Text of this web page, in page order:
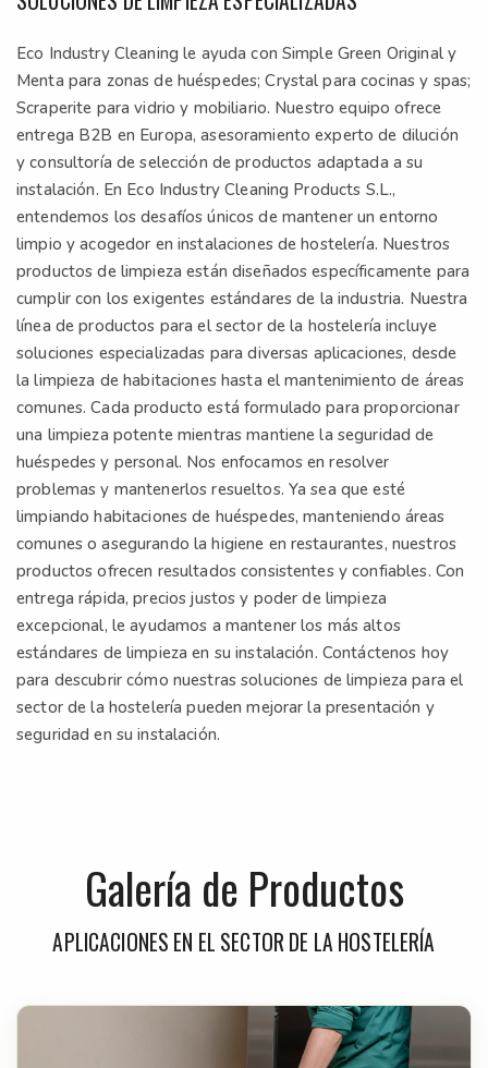
Eco Industry Cleaning le ayuda con Simple Green Original y
Menta para zonas de huéspedes; Crystal para cocinas y spas;
Scraperite para vidrio y mobiliario. Nuestro equipo ofrece
entrega B2B en Europa, asesoramiento experto de dilución
y consultoría de selección de productos adaptada a su
instalación. En Eco Industry Cleaning Products S.L.,
entendemos los desafíos únicos de mantener un entorno
limpio y acogedor en instalaciones de hostelería. Nuestros
productos de limpieza están diseñados específicamente para
cumplir con los exigentes estándares de la industria. Nuestra
línea de productos para el sector de la hostelería incluye
soluciones especializadas para diversas aplicaciones, desde
la limpieza de habitaciones hasta el mantenimiento de áreas
comunes. Cada producto está formulado para proporcionar
una limpieza potente mientras mantiene la seguridad de
huéspedes y personal. Nos enfocamos en resolver
problemas y mantenerlos resueltos. Ya sea que esté
limpiando habitaciones de huéspedes, manteniendo áreas
comunes o asegurando la higiene en restaurantes, nuestros
productos ofrecen resultados consistentes y confiables. Con
entrega rápida, precios justos y poder de limpieza
excepcional, le ayudamos a mantener los más altos
estándares de limpieza en su instalación. Contáctenos hoy
para descubrir cómo nuestras soluciones de limpieza para el
sector de la hostelería pueden mejorar la presentación y
seguridad en su instalación.
Galería de Productos
APLICACIONES EN EL SECTOR DE LA HOSTELERÍA